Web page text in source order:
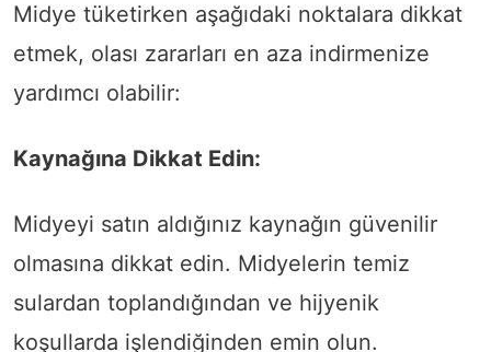
Midye tüketirken aşağıdaki noktalara dikkat
etmek, olası zararları en aza indirmenize
yardımcı olabilir:
Kaynağına Dikkat Edin:
Midyeyi satın aldığınız kaynağın güvenilir
olmasına dikkat edin. Midyelerin temiz
sulardan toplandığından ve hijyenik
koşullarda işlendiğinden emin olun.